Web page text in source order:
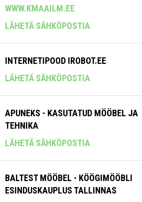
WWW.KMAAILM.EE
LÄHETÄ SÄHKÖPOSTIA
INTERNETIPOOD IROBOT.EE
LÄHETÄ SÄHKÖPOSTIA
APUNEKS - KASUTATUD MÖÖBEL JA
TEHNIKA
LÄHETÄ SÄHKÖPOSTIA
BALTEST MÖÖBEL - KÖÖGIMÖÖBLI
ESINDUSKAUPLUS TALLINNAS